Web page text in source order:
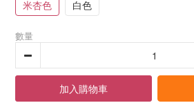
米杏色 白色
數量
加入購物車